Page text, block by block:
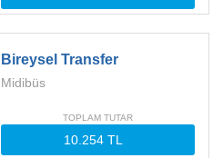
Bireysel Transfer
Midibüs
TOPLAM TUTAR